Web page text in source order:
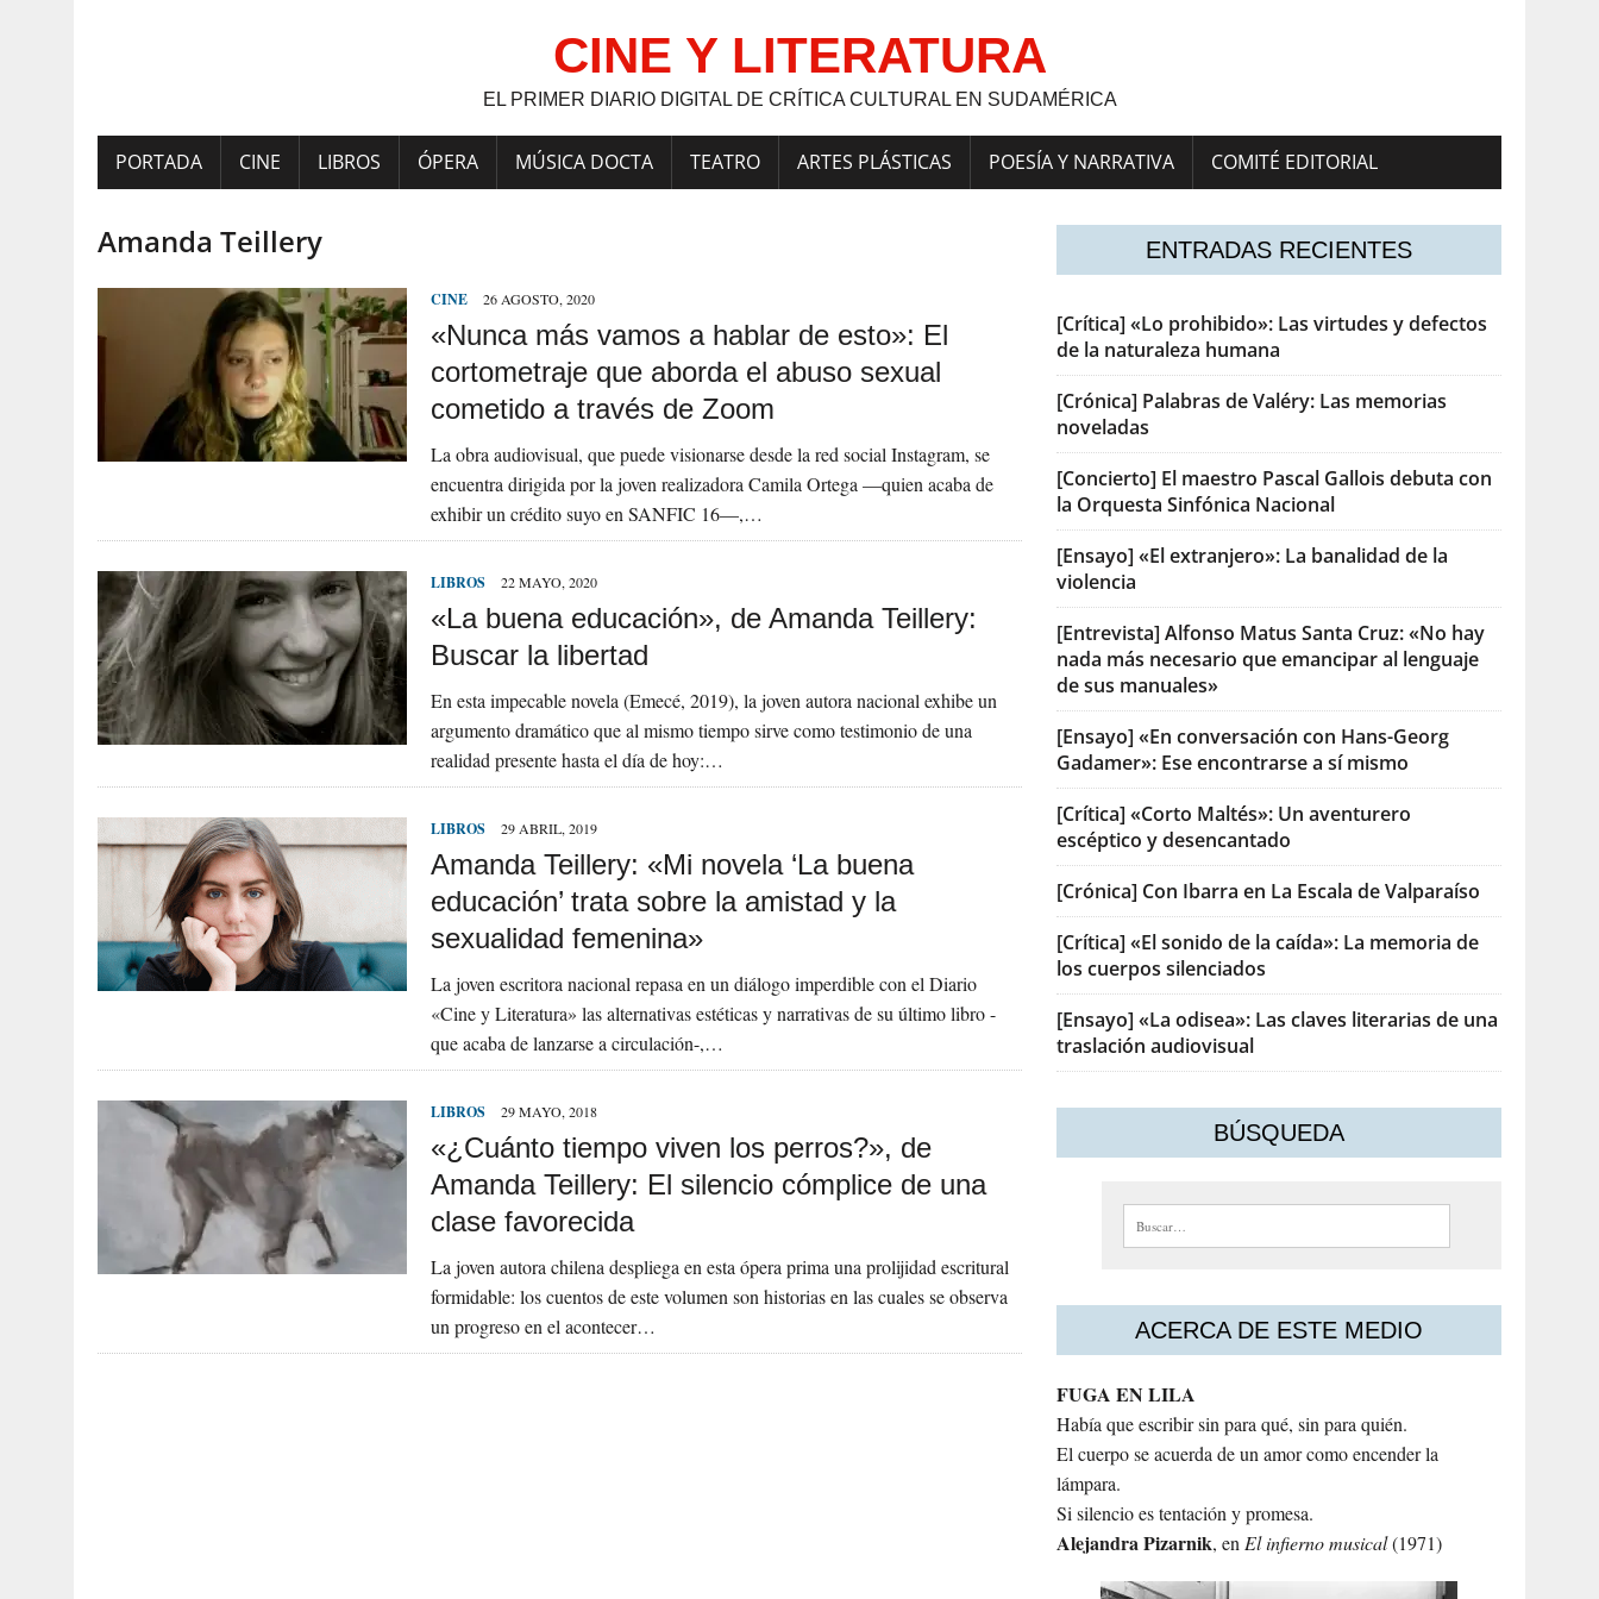
CINE Y LITERATURA
EL PRIMER DIARIO DIGITAL DE CRÍTICA CULTURAL EN SUDAMÉRICA
PORTADA CINE LIBROS ÓPERA MÚSICA DOCTA TEATRO ARTES PLÁSTICAS POESÍA Y NARRATIVA COMITÉ EDITORIAL
Amanda Teillery
CINE 26 AGOSTO, 2020
«Nunca más vamos a hablar de esto»: El
cortometraje que aborda el abuso sexual
cometido a través de Zoom
La obra audiovisual, que puede visionarse desde la red social Instagram, se
encuentra dirigida por la joven realizadora Camila Ortega —quien acaba de
exhibir un crédito suyo en SANFIC 16—,…
LIBROS 22 MAYO, 2020
«La buena educación», de Amanda Teillery:
Buscar la libertad
En esta impecable novela (Emecé, 2019), la joven autora nacional exhibe un
argumento dramático que al mismo tiempo sirve como testimonio de una
realidad presente hasta el día de hoy:…
LIBROS 29 ABRIL, 2019
Amanda Teillery: «Mi novela ‘La buena
educación’ trata sobre la amistad y la
sexualidad femenina»
La joven escritora nacional repasa en un diálogo imperdible con el Diario
«Cine y Literatura» las alternativas estéticas y narrativas de su último libro -
que acaba de lanzarse a circulación-,…
LIBROS 29 MAYO, 2018
«¿Cuánto tiempo viven los perros?», de
Amanda Teillery: El silencio cómplice de una
clase favorecida
La joven autora chilena despliega en esta ópera prima una prolijidad escritural
formidable: los cuentos de este volumen son historias en las cuales se observa
un progreso en el acontecer…
ENTRADAS RECIENTES
[Crítica] «Lo prohibido»: Las virtudes y defectos
de la naturaleza humana
[Crónica] Palabras de Valéry: Las memorias
noveladas
[Concierto] El maestro Pascal Gallois debuta con
la Orquesta Sinfónica Nacional
[Ensayo] «El extranjero»: La banalidad de la
violencia
[Entrevista] Alfonso Matus Santa Cruz: «No hay
nada más necesario que emancipar al lenguaje
de sus manuales»
[Ensayo] «En conversación con Hans-Georg
Gadamer»: Ese encontrarse a sí mismo
[Crítica] «Corto Maltés»: Un aventurero
escéptico y desencantado
[Crónica] Con Ibarra en La Escala de Valparaíso
[Crítica] «El sonido de la caída»: La memoria de
los cuerpos silenciados
[Ensayo] «La odisea»: Las claves literarias de una
traslación audiovisual
BÚSQUEDA
Buscar:
ACERCA DE ESTE MEDIO
FUGA EN LILA
Había que escribir sin para qué, sin para quién.
El cuerpo se acuerda de un amor como encender la
lámpara.
Si silencio es tentación y promesa.
AlejandraPizarnik, enEl infierno musical(1971)